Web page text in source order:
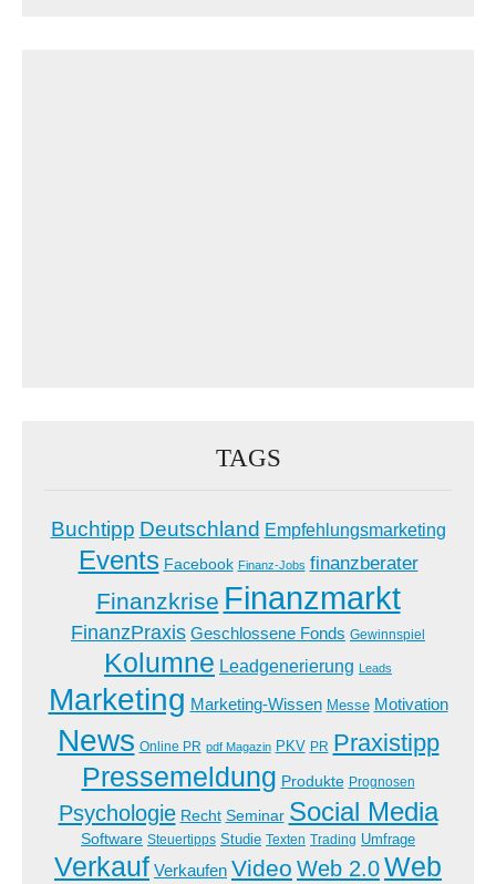
TAGS
Buchtipp Deutschland Empfehlungsmarketing
Events Facebook Finanz-Jobs finanzberater
Finanzkrise Finanzmarkt
FinanzPraxis Geschlossene Fonds Gewinnspiel
Kolumne Leadgenerierung Leads
Marketing Marketing-Wissen Messe Motivation
News Online PR pdf Magazin PKV PR Praxistipp
Pressemeldung Produkte Prognosen
Psychologie Recht Seminar Social Media
Software Steuertipps Studie Texten Trading Umfrage
Verkauf Verkaufen Video Web 2.0Web